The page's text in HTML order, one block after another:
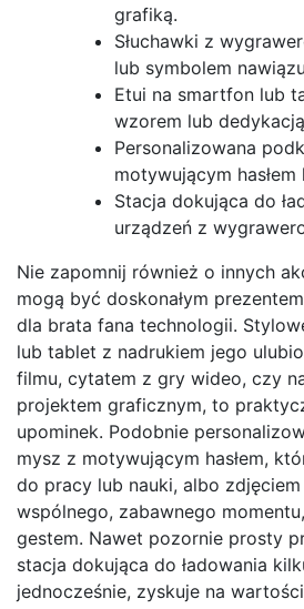
grafiką.
Słuchawki z
lub symbolem
Etui na smartfon lub
wzorem lub
Personalizowana
motywującym
Stacja dokująca do
urządzeń z
Nie zapomnij również o innych
mogą być doskonałym
dla brata fana technologii.
lub tablet z nadrukiem jego
filmu, cytatem z gry wideo, czy
projektem graficznym, to
upominek. Podobnie
mysz z motywującym hasłem,
do pracy lub nauki, albo zdjęciem
wspólnego, zabawnego
gestem. Nawet pozornie prosty
stacja dokująca do ładowania
jednocześnie, zyskuje na